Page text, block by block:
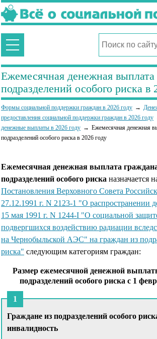
Ежемесячная денежная
подразделений особого риска в
Формы социальной поддержки граждан в 2026 году
предоставления социальной поддержки граждан в 2026 году
денежные выплаты в 2026 году
Ежемесячная денежная
подразделений особого риска в 2026 году
Ежемесячная денежная выплата
подразделений особого риска назначается
Постановления Верховного Совета
27.12.1991 г. N 2123-1 "О распространении
15 мая 1991 г. N 1244-I "О социальной
подвергшихся воздействию радиации
на Чернобыльской АЭС" на граждан из
риска" следующим категориям граждан:
Размер ежемесячной денежной
подразделений особого риска с 1
Граждане из подразделений особого
инвалидность